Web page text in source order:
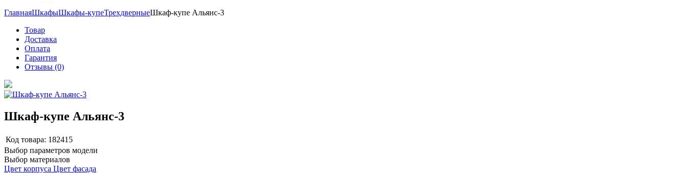
ГлавнаяШкафыШкафы-купеТрехдверныеШкаф-купе Альянс-3
Товар
Доставка
Оплата
Гарантия
Отзывы (0)
Шкаф-купе Альянс-3
Код товара: 182415
Выбор параметров модели
Выбор материалов
Цвет корпуса Цвет фасада